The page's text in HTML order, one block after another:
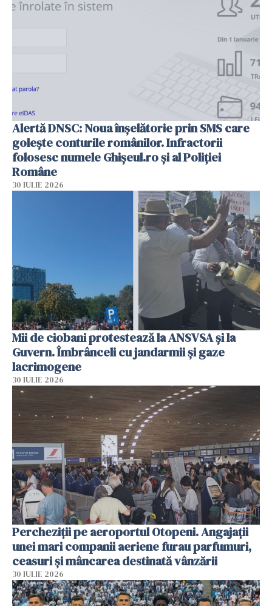
Alertă DNSC: Noua înșelătorie prin SMS care
golește conturile românilor. Infractorii
folosesc numele Ghișeul.ro și al Poliției
Române
30 IULIE 2026
Mii de ciobani protestează la ANSVSA și la
Guvern. Îmbrânceli cu jandarmii și gaze
lacrimogene
30 IULIE 2026
Percheziții pe aeroportul Otopeni. Angajații
unei mari companii aeriene furau parfumuri,
ceasuri și mâncarea destinată vânzării
30 IULIE 2026